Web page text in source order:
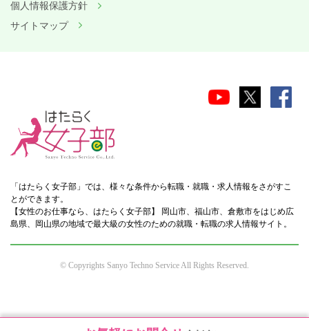
個人情報保護方針
サイトマップ
「はたらく女子部」では、様々な条件から転職・就職・求人情報をさがすこ
とができます。
【女性のお仕事なら、はたらく女子部】 岡山市、福山市、倉敷市をはじめ広
島県、岡山県の地域で最大級の女性のための就職・転職の求人情報サイト。
© Copyrights Sanyo Techno Service All Rights Reserved.